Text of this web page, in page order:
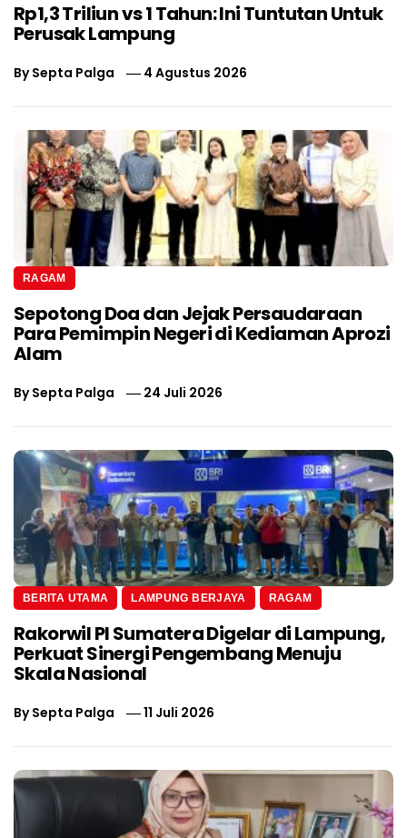
Rp1,3 Triliun vs 1 Tahun: Ini Tuntutan Untuk
Perusak Lampung
BySepta Palga 4 Agustus 2026
RAGAM
Sepotong Doa dan Jejak Persaudaraan
Para Pemimpin Negeri di Kediaman Aprozi
Alam
BySepta Palga 24 Juli 2026
BERITA UTAMA LAMPUNG BERJAYA RAGAM
Rakorwil PI Sumatera Digelar di Lampung,
Perkuat Sinergi Pengembang Menuju
Skala Nasional
BySepta Palga 11 Juli 2026